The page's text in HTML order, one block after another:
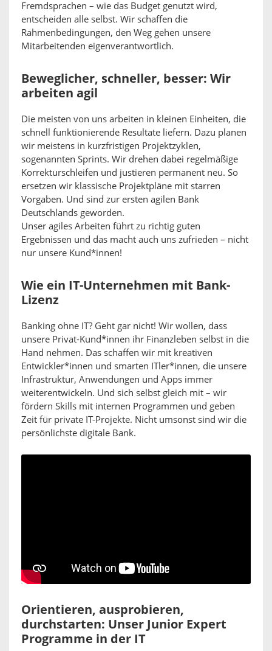
Fremdsprachen – wie das Budget genutzt wird,
entscheiden alle selbst. Wir schaffen die
Rahmenbedingungen, den Weg gehen unsere
Mitarbeitenden eigenverantwortlich.
Beweglicher, schneller, besser: Wir
arbeiten agil
Die meisten von uns arbeiten in kleinen Einheiten, die
schnell funktionierende Resultate liefern. Dazu planen
wir meistens in kurzfristigen Projektzyklen,
sogenannten Sprints. Wir drehen dabei regelmäßige
Korrekturschleifen und justieren permanent neu. So
ersetzen wir klassische Projektpläne mit starren
Vorgaben. Und sind zur ersten agilen Bank
Deutschlands geworden.
Unser agiles Arbeiten führt zu richtig guten
Ergebnissen und das macht auch uns zufrieden – nicht
nur unsere Kund*innen!
Wie ein IT-Unternehmen mit Bank-
Lizenz
Banking ohne IT? Geht gar nicht! Wir wollen, dass
unsere Privat-Kund*innen ihr Finanzleben selbst in die
Hand nehmen. Das schaffen wir mit kreativen
Entwickler*innen und smarten ITler*innen, die unsere
Infrastruktur, Anwendungen und Apps immer
weiterentwickeln. Und sich selbst gleich mit – wir
fördern Skills mit internen Programmen und geben
Zeit für private IT-Projekte. Nicht umsonst sind wir die
persönlichste digitale Bank.
Orientieren, ausprobieren,
durchstarten: Unser Junior Expert
Programme in der IT